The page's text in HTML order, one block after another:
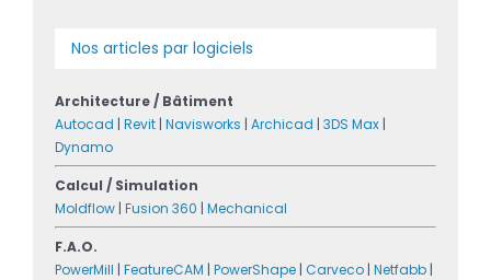
Nos articles par logiciels
Architecture / Bâtiment
Autocad | Revit | Navisworks | Archicad | 3DS Max |
Dynamo
Calcul / Simulation
Moldflow | Fusion 360 | Mechanical
F.A.O.
PowerMill | FeatureCAM | PowerShape | Carveco | Netfabb |